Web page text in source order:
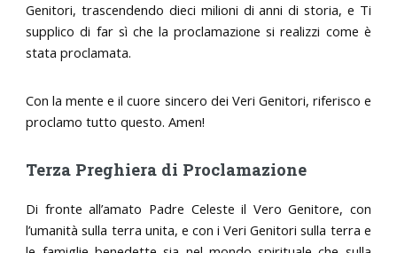
Genitori, trascendendo dieci milioni di anni di storia, e Ti
supplico di far sì che la proclamazione si realizzi come è
stata proclamata.
Con la mente e il cuore sincero dei Veri Genitori, riferisco e
proclamo tutto questo. Amen!
Terza Preghiera di Proclamazione
Di fronte all’amato Padre Celeste il Vero Genitore, con
l’umanità sulla terra unita, e con i Veri Genitori sulla terra e